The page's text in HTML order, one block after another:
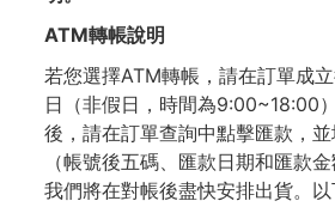
ATM轉帳說明
若您選擇ATM轉帳，請在訂單成
日（非假日，時間為9:00~18:00
後，請在訂單查詢中點擊匯款，
（帳號後五碼、匯款日期和匯款金
我們將在對帳後盡快安排出貨。